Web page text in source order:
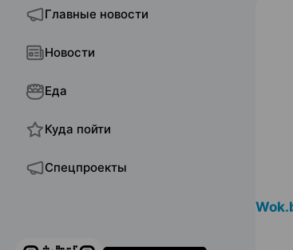
Главные новости
Новости
Еда
Куда пойти
Спецпроекты